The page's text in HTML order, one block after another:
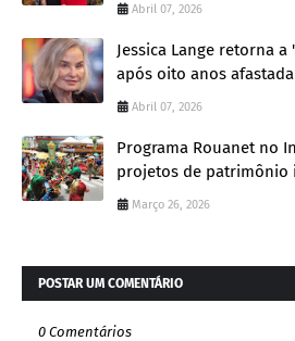
Abril 07, 2026
Jessica Lange retorna
após oito anos
Abril 07, 2026
Programa Rouanet no
projetos de patrimônio
Março 26, 2026
POSTAR UM COMENTÁRIO
0 Comentários